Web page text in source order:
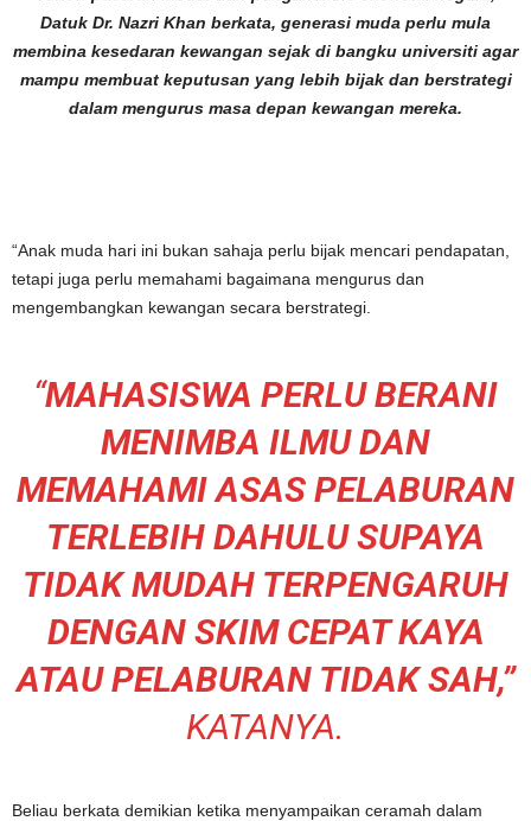
Datuk Dr. Nazri Khan berkata, generasi muda perlu mula
membina kesedaran kewangan sejak di bangku universiti agar
mampu membuat keputusan yang lebih bijak dan berstrategi
dalam mengurus masa depan kewangan mereka.
“Anak muda hari ini bukan sahaja perlu bijak mencari pendapatan,
tetapi juga perlu memahami bagaimana mengurus dan
mengembangkan kewangan secara berstrategi.
“MAHASISWA PERLU BERANI
MENIMBA ILMU DAN
MEMAHAMI ASAS PELABURAN
TERLEBIH DAHULU SUPAYA
TIDAK MUDAH TERPENGARUH
DENGAN SKIM CEPAT KAYA
ATAU PELABURAN TIDAK SAH,”
KATANYA.
Beliau berkata demikian ketika menyampaikan ceramah dalam